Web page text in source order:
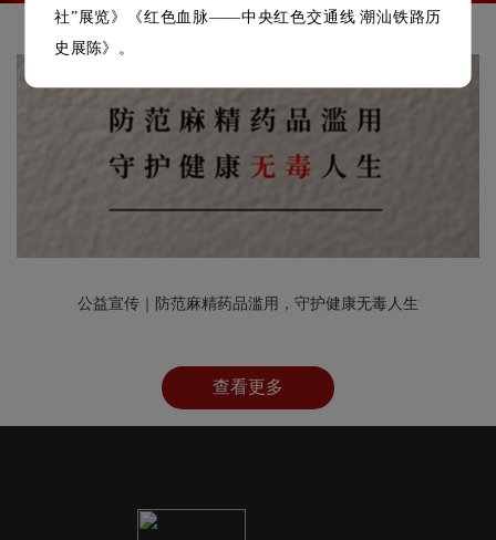
社”展览》《红色血脉——中央红色交通线 潮汕铁路历
史展陈》。
公益宣传｜防范麻精药品滥用，守护健康无毒人生
查看更多